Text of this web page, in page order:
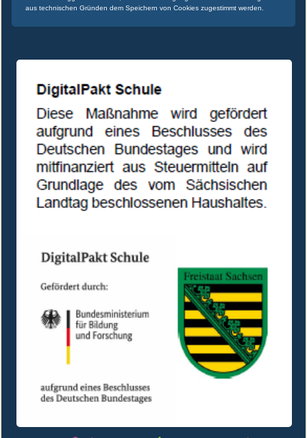
aus technischen Gründen dem Speichern von Cookies zugestimmt werden.